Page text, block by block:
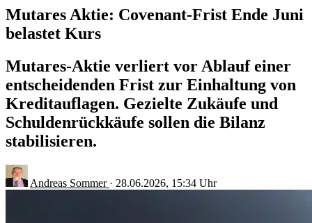
Mutares Aktie: Covenant-Frist Ende Juni
belastet Kurs
Mutares-Aktie verliert vor Ablauf einer
entscheidenden Frist zur Einhaltung von
Kreditauflagen. Gezielte Zukäufe und
Schuldenrückkäufe sollen die Bilanz
stabilisieren.
Andreas Sommer · 28.06.2026, 15:34 Uhr